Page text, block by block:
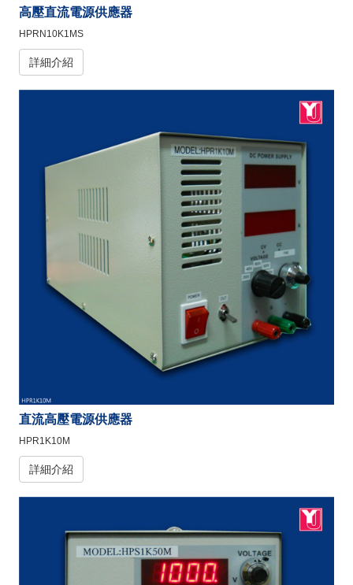
高壓直流電源供應器
HPRN10K1MS
詳細介紹
直流高壓電源供應器
HPR1K10M
詳細介紹